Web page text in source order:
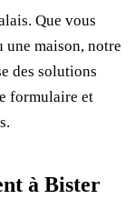
Que vous
une maison, notre
des solutions
formulaire et
à Bister